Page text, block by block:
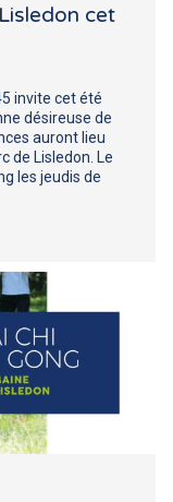
cet
invite cet été
désireuse de
auront lieu
de Lisledon. Le
les jeudis de